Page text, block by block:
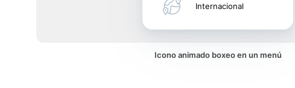
Internacional
Icono animado boxeo en un menú